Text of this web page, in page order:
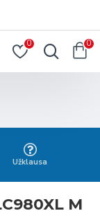
0 0
Užklausa
M